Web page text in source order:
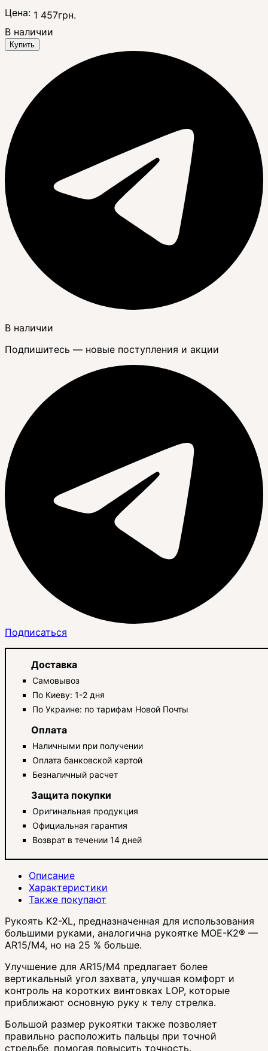
Цена: 1 457грн.
В наличии
Купить
В наличии
Подпишитесь — новые поступления и акции
Подписаться
Доставка
Самовывоз
По Киеву: 1-2 дня
По Украине: по тарифам Новой Почты
Оплата
Наличными при получении
Оплата банковской картой
Безналичный расчет
Защита покупки
Оригинальная продукция
Официальная гарантия
Возврат в течении 14 дней
Описание
Характеристики
Также покупают
Рукоять K2-XL, предназначенная для использования
большими руками, аналогична рукоятке MOE-K2® —
AR15/M4, но на 25 % больше.
Улучшение для AR15/M4 предлагает более
вертикальный угол захвата, улучшая комфорт и
контроль на коротких винтовках LOP, которые
приближают основную руку к телу стрелка.
Большой размер рукоятки также позволяет
правильно расположить пальцы при точной
стрельбе, помогая повысить точность.